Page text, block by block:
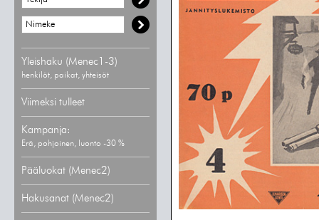
Yleishaku (Menec1-3)
henkilöt, paikat, yhteisöt
Viimeksi tulleet
Kampanja:
Erä, pohjoinen, luonto -30 %
Pääluokat (Menec2)
Hakusanat (Menec2)